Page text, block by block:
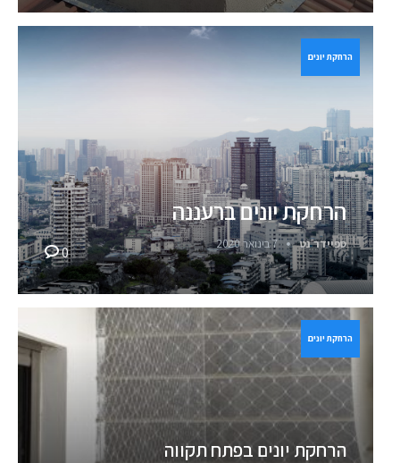
הרחקת יונים ברעננה
ספיידר נט 7 בינואר 2020
הרחקת יונים
0
הרחקת יונים בפתח תקווה
הרחקת יונים